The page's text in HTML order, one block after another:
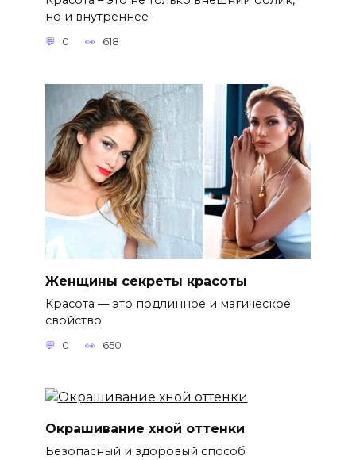
но и внутреннее
0 618
Женщины секреты красоты
Красота — это подлинное и магическое
свойство
0 650
Окрашивание хной оттенки
Безопасный и здоровый способ